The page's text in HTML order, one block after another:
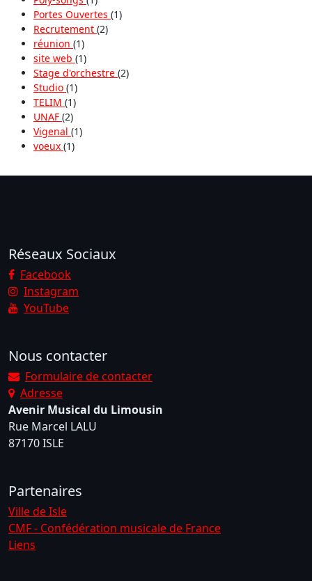
Portes Ouvertes (1)
Recrutement (2)
réunion (1)
site web (1)
Stage d'orchestre (2)
Studio (1)
TELIM (1)
UNAF (2)
Vigenal (1)
voeux (1)
Réseaux Sociaux
Facebook
Instagram
YouTube
Nous contacter
Formulaire de contacter
Adresse
Avenir Musical du Limousin
Rue Marcel LALU
87170 ISLE
Partenaires
Ville de Isle
CMF - Confédération musicale de France
Liens